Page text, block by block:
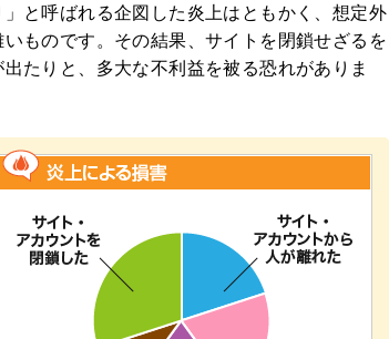
と呼ばれる企図した炎上はともかく、想定外
ものです。その結果、サイトを閉鎖せざるを
たりと、多大な不利益を被る恐れがありま